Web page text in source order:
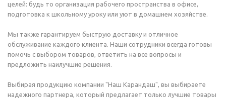
целей: будь то организация рабочего пространства в офисе,
подготовка к школьному уроку или уют в домашнем хозяйстве.
Мы также гарантируем быструю доставку и отличное
обслуживание каждого клиента. Наши сотрудники всегда готовы
помочь с выбором товаров, ответить на все вопросы и
предложить наилучшие решения.
Выбирая продукцию компании "Наш Карандаш", вы выбираете
надежного партнера, который предлагает только лучшие товары